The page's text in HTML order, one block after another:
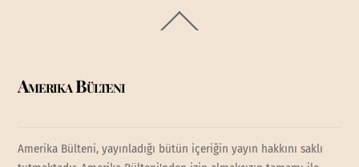
To
Amerika Bülteni
Amerika Bülteni, yayınladığı bütün içeriğin yayın hakkını saklı